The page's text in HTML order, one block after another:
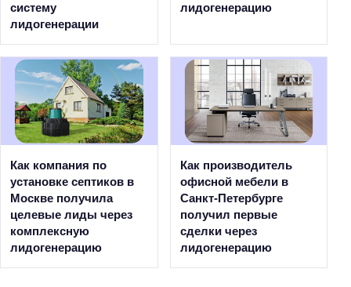
систему
лидогенерации
лидогенерацию
Как компания по
установке септиков в
Москве получила
целевые лиды через
комплексную
лидогенерацию
Как производитель
офисной мебели в
Санкт-Петербурге
получил первые
сделки через
лидогенерацию